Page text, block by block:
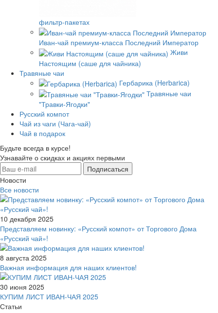
фильтр-пакетах
Иван-чай премиум-класса Последний Император
Живи
Настоящим (саше для чайника)
Травяные чаи
Гербарика (Herbarica)
Травяные чаи
"Травки-Ягодки"
Русский компот
Чай из чаги (Чага-чай)
Чай в подарок
Будьте всегда в курсе!
Узнавайте о скидках и акциях первыми
Новости
Все новости
10 декабря 2025
Представляем новинку: «Русский компот» от Торгового Дома
«Русский чай»!
8 августа 2025
Важная информация для наших клиентов!
30 июня 2025
КУПИМ ЛИСТ ИВАН-ЧАЯ 2025
Статьи